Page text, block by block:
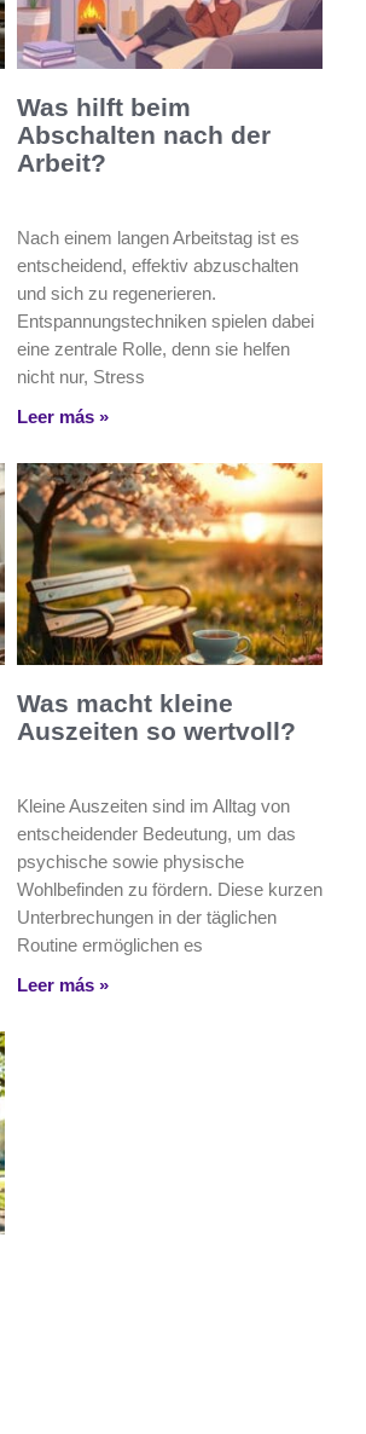
Was hilft beim
Abschalten nach der
Arbeit?
Nach einem langen Arbeitstag ist es
entscheidend, effektiv abzuschalten
und sich zu regenerieren.
Entspannungstechniken spielen dabei
eine zentrale Rolle, denn sie helfen
nicht nur, Stress
Leer más »
Was macht kleine
Auszeiten so wertvoll?
Kleine Auszeiten sind im Alltag von
entscheidender Bedeutung, um das
psychische sowie physische
Wohlbefinden zu fördern. Diese kurzen
Unterbrechungen in der täglichen
Routine ermöglichen es
Leer más »